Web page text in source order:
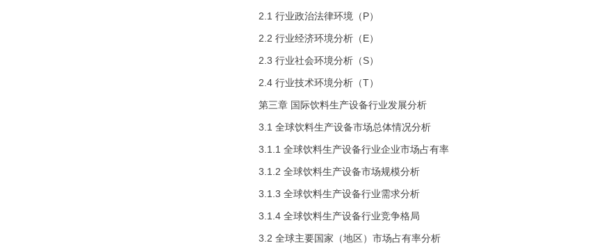
2.1 行业政治法律环境（P）
2.2 行业经济环境分析（E）
2.3 行业社会环境分析（S）
2.4 行业技术环境分析（T）
第三章 国际饮料生产设备行业发展分析
3.1 全球饮料生产设备市场总体情况分析
3.1.1 全球饮料生产设备行业企业市场占有率
3.1.2 全球饮料生产设备市场规模分析
3.1.3 全球饮料生产设备行业需求分析
3.1.4 全球饮料生产设备行业竞争格局
3.2 全球主要国家（地区）市场占有率分析